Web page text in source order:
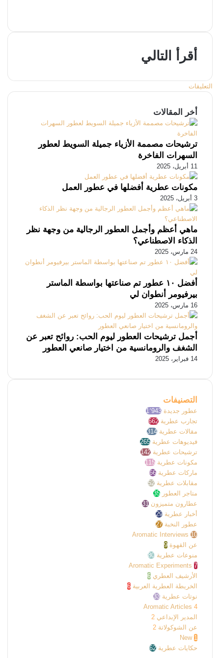
أقرأ التالي
التعليقات
أخر المقالات
ترشيحات مصممة الأزياء جميلة السويط لعطور
السهرات الفاخرة
11 أبريل، 2025
مكونات عطرية أفضلها في عطور العمل
3 أبريل، 2025
ماهي أعظم وأجمل العطور الرجالية من وجهة نظر
الذكاء الاصطناعي؟
24 مارس، 2025
أفضل ١٠ عطور تم صناعتها بواسطة الماستر
بيرفيومر أنطوان لي
16 مارس، 2025
أجمل ترشيحات العطور ليوم الحب: روائح تعبر عن
الشغف والرومانسية من اختيار صانعي العطور
14 فبراير، 2025
التصنيفات
عطور جديدة 1٬943
تجارب عطرية 662
مقالات عطرية 314
فيديوهات عطرية 265
ترشيحات عطرية 142
مكونات عطرية 115
ماركات عطرية 66
مقابلات عطرية 52
متاجر العطور 35
عطارون متميزون 31
أخبار عطرية 29
عطور النخبة 27
Aromatic Interviews 10
عن القهوة 9
منوعات عطرية 80
Aromatic Experiments 7
الأرشيف العطري 6
الخريطة العطرية العربية 6
نوتات عطرية 33
Aromatic Articles 4
المدير الإبداعي 2
عن الشوكولاتة 2
New 1
حكايات عطرية 62